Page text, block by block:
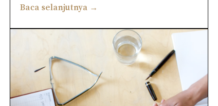
Baca selanjutnya →